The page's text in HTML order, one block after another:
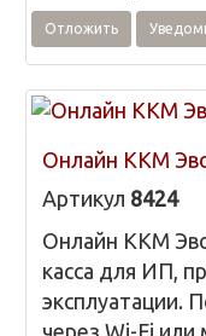
Отложить
Онлайн ККМ
Артикул 8424
Онлайн ККМ
касса для ИП,
эксплуатации.
через Wi-Fi или